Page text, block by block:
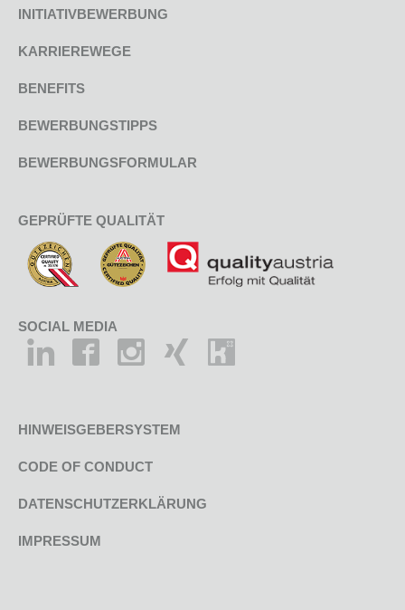
INITIATIVBEWERBUNG
KARRIEREWEGE
BENEFITS
BEWERBUNGSTIPPS
BEWERBUNGSFORMULAR
GEPRÜFTE QUALITÄT
SOCIAL MEDIA
HINWEISGEBERSYSTEM
CODE OF CONDUCT
DATENSCHUTZERKLÄRUNG
IMPRESSUM